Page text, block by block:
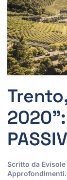
Scritto da Evisole
Approfondimenti.